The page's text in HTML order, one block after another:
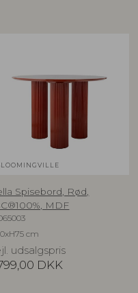
Spisebord, Rød,
MDF
cm
udsalgspris
DKK